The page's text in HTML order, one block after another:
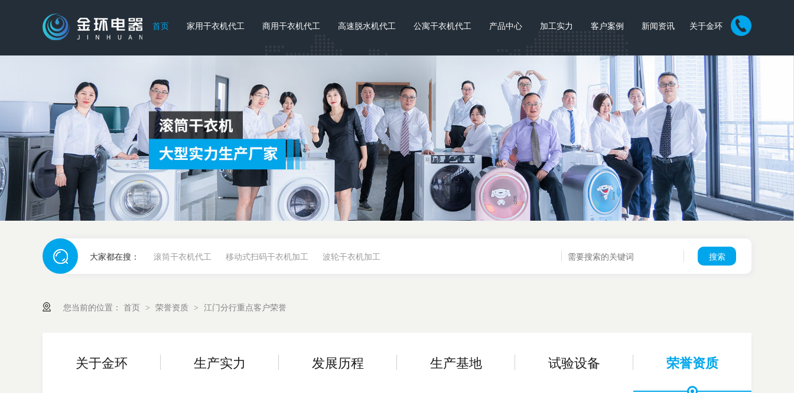
首页 家用干衣机代工 商用干衣机代工 高速脱水机代工 公寓干衣机代工 产品中心 加工实力 客户案例 新闻资讯 关于金环
大家都在搜： 滚筒干衣机代工 移动式扫码干衣机加工 波轮干衣机加工
您当前的位置： 首页 > 荣誉资质 > 江门分行重点客户荣誉
关于金环 生产实力 发展历程 生产基地 试验设备 荣誉资质